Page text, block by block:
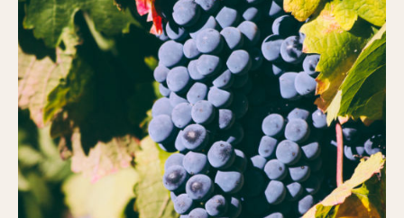
VIÑEDO
Más información